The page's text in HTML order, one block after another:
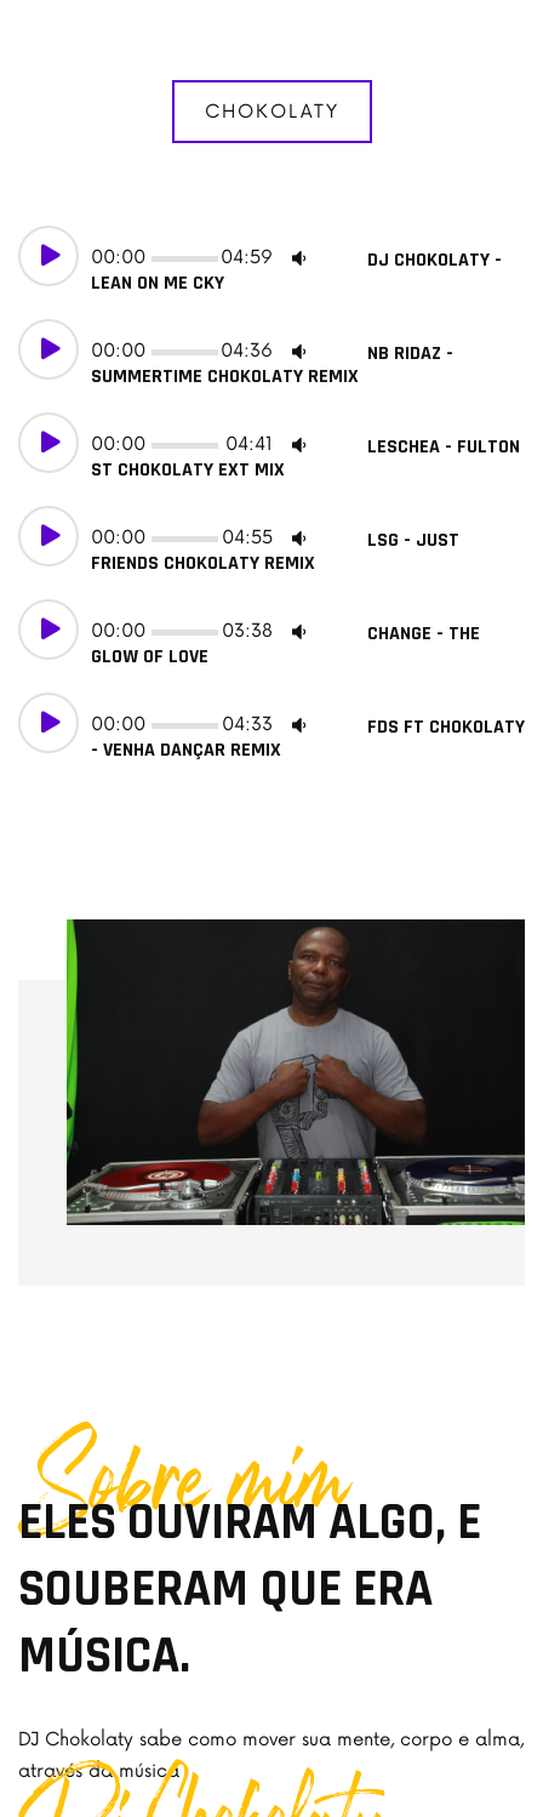
CHOKOLATY
00:00 04:59
DJ CHOKOLATY -
LEAN ON ME CKY
00:00 04:36
NB RIDAZ -
SUMMERTIME CHOKOLATY REMIX
00:00 04:41
LESCHEA - FULTON
ST CHOKOLATY EXT MIX
00:00 04:55
LSG - JUST
FRIENDS CHOKOLATY REMIX
00:00 03:38
CHANGE - THE
GLOW OF LOVE
00:00 04:33
FDS FT CHOKOLATY
- VENHA DANÇAR REMIX
ELES OUVIRAM ALGO, E
SOUBERAM QUE ERA
MÚSICA.
Sobre mim
DJ Chokolaty sabe como mover sua mente, corpo e alma,
através da música